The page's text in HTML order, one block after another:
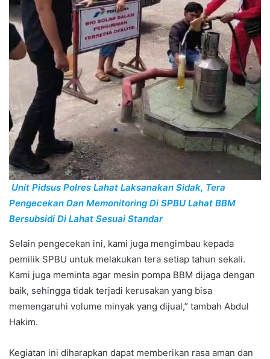
Unit Pidsus Polres Lahat Laksanakan Sidak, Tera
Pengecekan Dan Memonitoring Di SPBU Lahat BBM
Bersubsidi Di Lahat Sesuai Standar
Selain pengecekan ini, kami juga mengimbau kepada
pemilik SPBU untuk melakukan tera setiap tahun sekali.
Kami juga meminta agar mesin pompa BBM dijaga dengan
baik, sehingga tidak terjadi kerusakan yang bisa
memengaruhi volume minyak yang dijual,” tambah Abdul
Hakim.
Kegiatan ini diharapkan dapat memberikan rasa aman dan